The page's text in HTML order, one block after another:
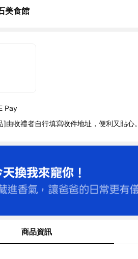
美食館
Pay
]由收禮者自行填寫收件地址，便利又貼心。
商品資訊